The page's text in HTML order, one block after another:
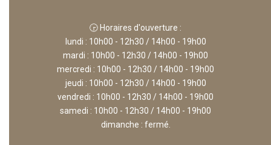
🕞 Horaires d'ouverture :
lundi : 10h00 - 12h30 / 14h00 - 19h00
mardi : 10h00 - 12h30 / 14h00 - 19h00
mercredi : 10h00 - 12h30 / 14h00 - 19h00
jeudi : 10h00 - 12h30 / 14h00 - 19h00
vendredi : 10h00 - 12h30 / 14h00 - 19h00
samedi : 10h00 - 12h30 / 14h00 - 19h00
dimanche : fermé.